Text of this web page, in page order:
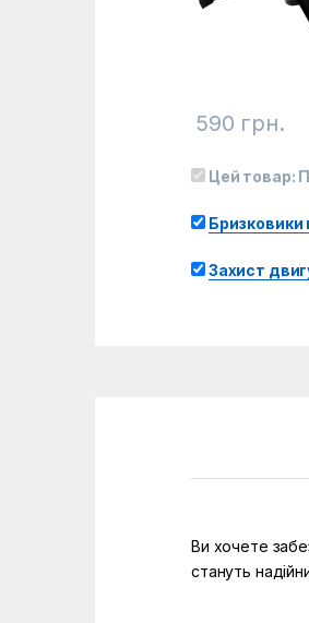
590 грн.
Цей товар:
Бризковики
Захист
Ви хочете
стануть